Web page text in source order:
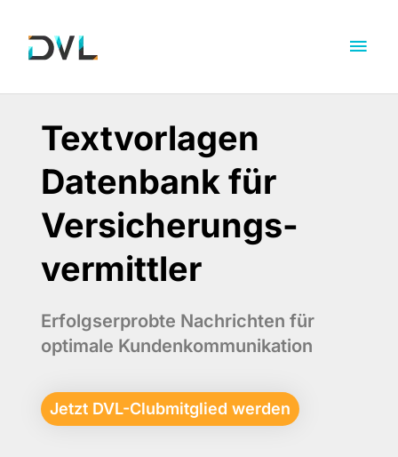
Textvorlagen
Datenbank für
Versicherungs­
vermittler
Erfolgserprobte Nachrichten für
optimale Kundenkommunikation
Jetzt DVL-Clubmitglied werden